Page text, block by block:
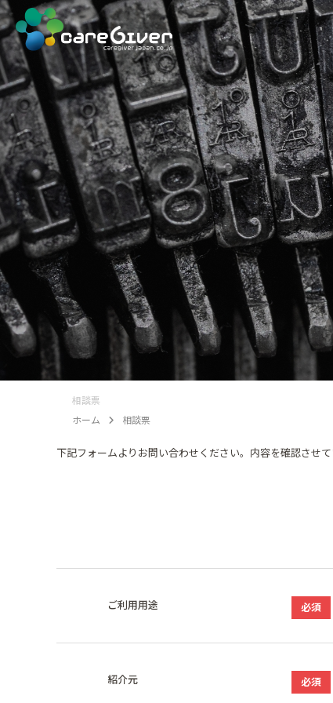
相談票
ホーム 相談票
下記フォームよりお問い合わせください。内容を確認させ
ご利用用途 必須
紹介元 必須